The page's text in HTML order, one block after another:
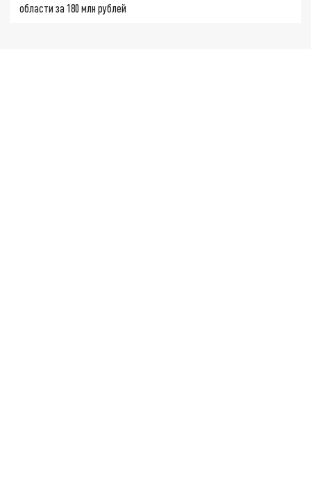
области за 180 млн рублей